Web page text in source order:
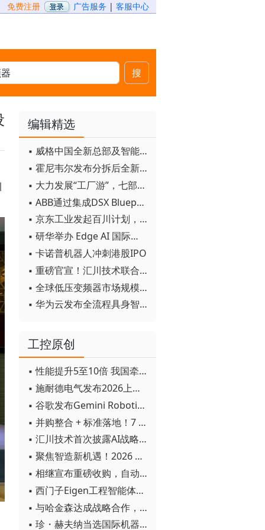
免费注册 广告服务 | 客服中心
搜
编辑精选
▪ 威格中国全新总部及智能工厂启用
▪ 霍尼韦尔发布分拆后全新品牌：霍尼韦尔科技与霍尼韦尔航空航天
▪ 大力发展“工厂游”，七部门联合发文！
▪ ABB通过集成DSX Blueprint AI基础设施，扩大与英伟达的合作
▪ 京东工业发起百川计划， 构建工业大模型新生态
▪ 研华举办 Edge AI 国际论坛
▪ 卡诺普机器人冲刺港股IPO
▪ 重磅官宣！汇川技术联合发起 D12 联盟，开创产教融合新范式
▪ 全球低压变频器市场规模2030年将超170亿美元
▪ 华为云发布全流程具身智能开发平台CloudRobo
工控原创
▪ 性能提升5至10倍 我国牵头制定的WiTSnet工业以太网国际标准正式发布
▪ 施耐德电气发布2026上半年可持续发展成绩单 "Impact 2030"路线图开局稳健
▪ 谷歌发布Gemini Robotics 2模型 实现人形机器人全身智能控制突破
▪ 并购整合 + 标准落地！7 月工业自动化产业动态速递
▪ 汇川技术首次披露AI战略进展：从两个方面推动“AI业务化”落地
▪ 聚焦智造新机遇！2026 青岛数字化及智能制造技术论坛圆满落幕
▪ 相继宣布重磅收购，自动化巨头新一轮并购潮剑指何方？
▪ 西门子Eigen工程智能体落地中国，工业AI跨越物理世界“确定性”拐点
▪ 与哈金森达成战略合作，乐聚机器人何以持续获得工业巨头青睐？
▪ 珍・赫夫纳当选国际机器人联合会新任主席